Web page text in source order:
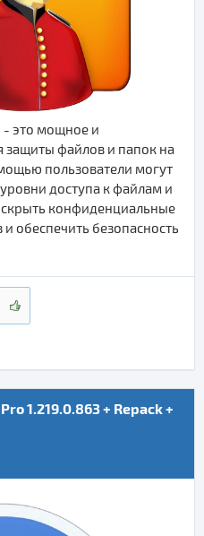
- это мощное и
защиты файлов и папок на
пользователи могут
доступа к файлам и
скрыть конфиденциальные
обеспечить безопасность
1.219.0.863 + Repack +